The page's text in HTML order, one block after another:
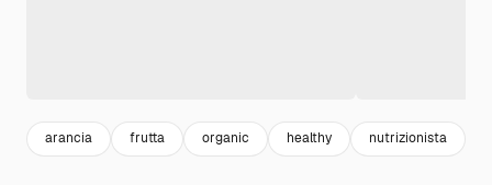
arancia frutta organic healthy nutrizionista